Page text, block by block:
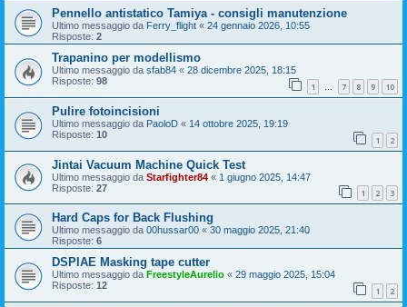
Pennello antistatico Tamiya - consigli manutenzione
Ultimo messaggio da Ferry_flight « 24 gennaio 2026, 10:55
Risposte: 2
Trapanino per modellismo
Ultimo messaggio da sfab84 « 28 dicembre 2025, 18:15
Risposte: 98 1 … 7 8 9 10
Pulire fotoincisioni
Ultimo messaggio da PaoloD « 14 ottobre 2025, 19:19
Risposte: 10 1 2
Jintai Vacuum Machine Quick Test
Ultimo messaggio da Starfighter84 « 1 giugno 2025, 14:47
Risposte: 27 1 2 3
Hard Caps for Back Flushing
Ultimo messaggio da 00hussar00 « 30 maggio 2025, 21:40
Risposte: 6
DSPIAE Masking tape cutter
Ultimo messaggio da FreestyleAurelio « 29 maggio 2025, 15:04
Risposte: 12 1 2